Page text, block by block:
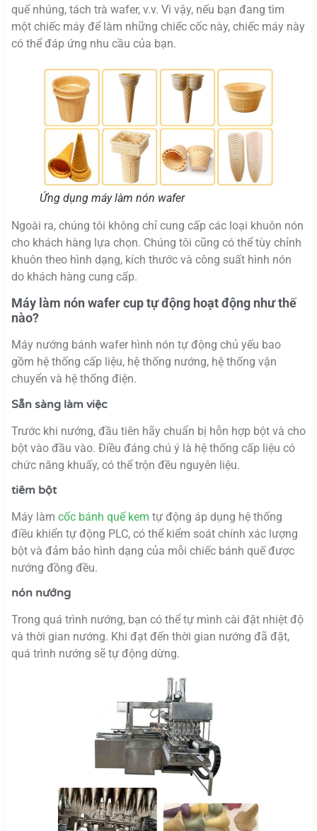
quế nhúng, tách trà wafer, v.v. Vì vậy, nếu bạn đang tìm
một chiếc máy để làm những chiếc cốc này, chiếc máy này
có thể đáp ứng nhu cầu của bạn.
Ứng dụng máy làm nón wafer
Ngoài ra, chúng tôi không chỉ cung cấp các loại khuôn nón
cho khách hàng lựa chọn. Chúng tôi cũng có thể tùy chỉnh
khuôn theo hình dạng, kích thước và công suất hình nón
do khách hàng cung cấp.
Máy làm nón wafer cup tự động hoạt động như thế
nào?
Máy nướng bánh wafer hình nón tự động chủ yếu bao
gồm hệ thống cấp liệu, hệ thống nướng, hệ thống vận
chuyển và hệ thống điện.
Sẵn sàng làm việc
Trước khi nướng, đầu tiên hãy chuẩn bị hỗn hợp bột và cho
bột vào đầu vào. Điều đáng chú ý là hệ thống cấp liệu có
chức năng khuấy, có thể trộn đều nguyên liệu.
tiêm bột
Máy làm cốc bánh quế kem tự động áp dụng hệ thống
điều khiển tự động PLC, có thể kiểm soát chính xác lượng
bột và đảm bảo hình dạng của mỗi chiếc bánh quế được
nướng đồng đều.
nón nướng
Trong quá trình nướng, bạn có thể tự mình cài đặt nhiệt độ
và thời gian nướng. Khi đạt đến thời gian nướng đã đặt,
quá trình nướng sẽ tự động dừng.